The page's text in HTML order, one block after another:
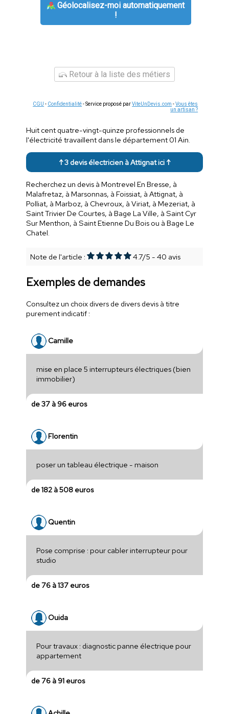
Géolocalisez-moi automatiquement
!
Retour à la liste des métiers
CGU - Confidentialité- Service proposé parViteUnDevis.com -Vous êtes
un artisan ?
Huit cent quatre-vingt-quinze professionnels de
l'électricité travaillent dans le département 01 Ain.
↑ 3 devis électricien à Attignat ici ↑
Recherchez un devis à Montrevel En Bresse, à
Malafretaz, à Marsonnas, à Foissiat, à Attignat, à
Polliat, à Marboz, à Chevroux, à Viriat, à Mezeriat, à
Saint Trivier De Courtes, à Bage La Ville, à Saint Cyr
Sur Menthon, à Saint Etienne Du Bois ou à Bage Le
Chatel.
Note de l'article : 4.7/5 - 40 avis
Exemples de demandes
Consultez un choix divers de divers devis à titre
purement indicatif :
Camille
mise en place 5 interrupteurs électriques (bien
immobilier)
de 37 à 96 euros
Florentin
poser un tableau électrique - maison
de 182 à 508 euros
Quentin
Pose comprise : pour cabler interrupteur pour
studio
de 76 à 137 euros
Ouida
Pour travaux : diagnostic panne électrique pour
appartement
de 76 à 91 euros